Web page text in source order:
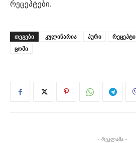
რეცეპტები.
ᲗᲔᲒᲔᲑᲘ კულინარია პური რეცეპტი
ცომი
- რეკლამა -